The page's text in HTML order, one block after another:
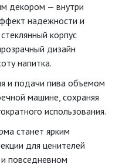
декором — внутри
надежности и
корпус
дизайн
напитка.
и подачи пива объемом
машине, сохраняя
использования.
станет ярким
для ценителей
повседневном